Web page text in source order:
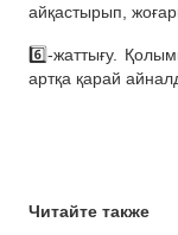
айқастырып,
6️⃣-жаттығу.
артқа қарай
Читайте также